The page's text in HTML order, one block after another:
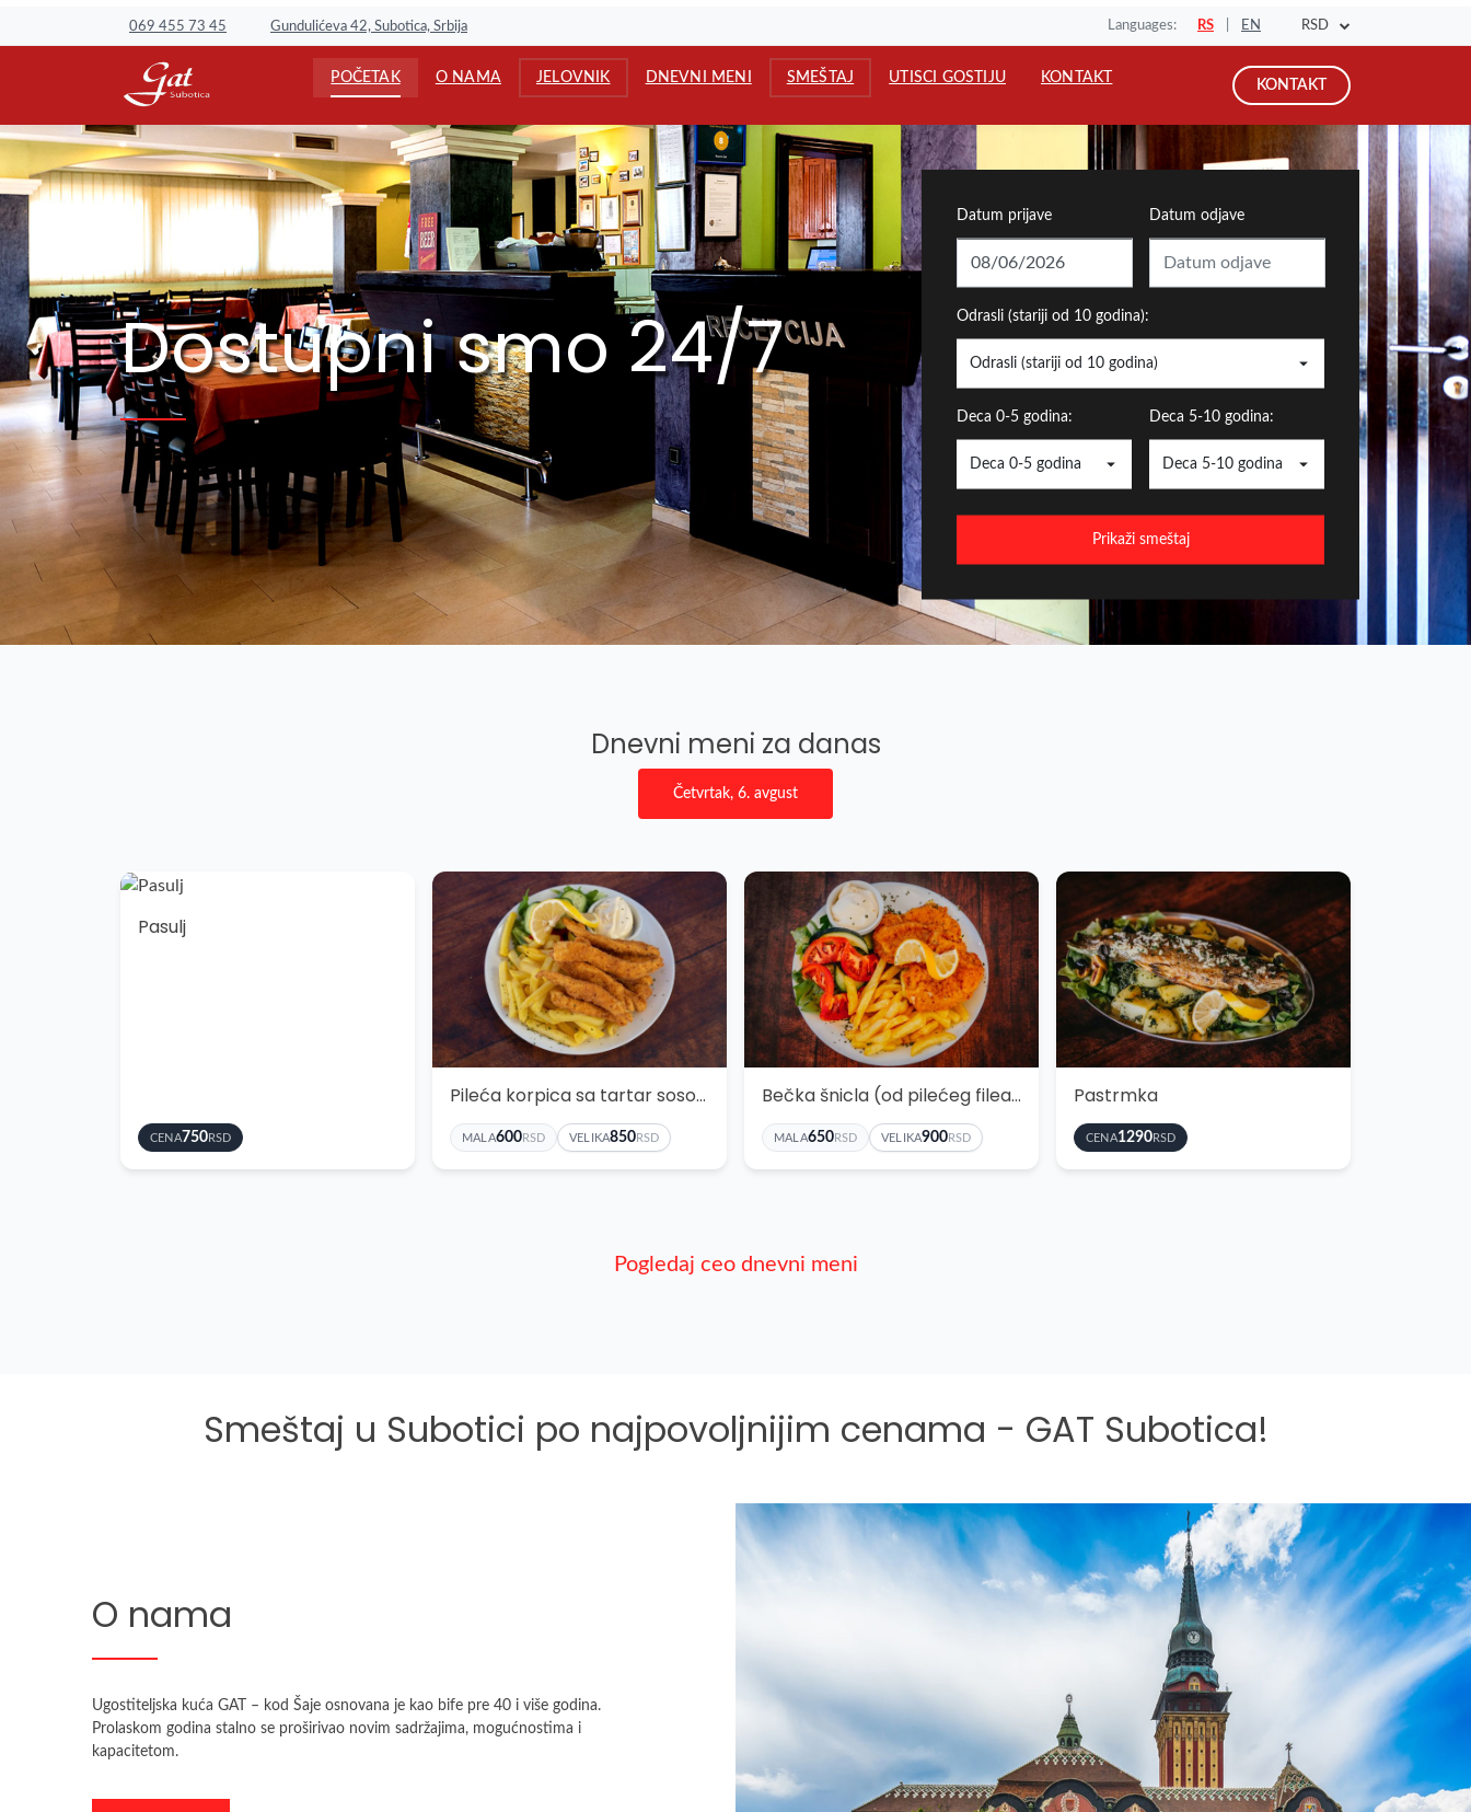
069 455 73 45 Gundulićeva 42, Subotica, Srbija Languages: RS | EN RSD
POČETAK O NAMA JELOVNIK DNEVNI MENI SMEŠTAJ UTISCI GOSTIJU KONTAKT
KONTAKT
Dostupni smo 24/7
Datum prijave Datum odjave
Odrasli (stariji od 10 godina):
Odrasli (stariji od 10 godina)
Deca 0-5 godina:
Deca 0-5 godina
Deca 5-10 godina:
Deca 5-10 godina
Prikaži smeštaj
Dnevni meni za danas
Četvrtak, 6. avgust
Pasulj
CENA750RSD MALA 600RSD VELIKA 850RSD MALA 650RSD VELIKA900RSD
Pastrmka
CENA 1290RSD
Pogledaj ceo dnevni meni
Smeštaj u Subotici po najpovoljnijim cenama - GAT Subotica!
O nama
Ugostiteljska kuća GAT – kod Šaje osnovana je kao bife pre 40 i više godina.
Prolaskom godina stalno se proširivao novim sadržajima, mogućnostima i
kapacitetom.